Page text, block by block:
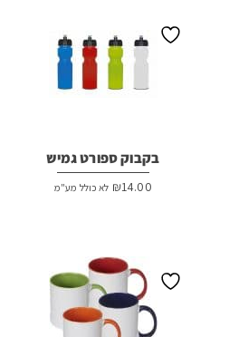
בקבוק ספורט גמיש
₪14.00 לא כולל מע"מ